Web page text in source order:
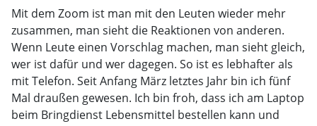
Mit dem Zoom ist man mit den Leuten wieder mehr
zusammen, man sieht die Reaktionen von anderen.
Wenn Leute einen Vorschlag machen, man sieht gleich,
wer ist dafür und wer dagegen. So ist es lebhafter als
mit Telefon. Seit Anfang März letztes Jahr bin ich fünf
Mal draußen gewesen. Ich bin froh, dass ich am Laptop
beim Bringdienst Lebensmittel bestellen kann und